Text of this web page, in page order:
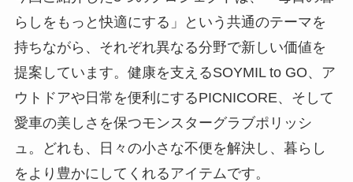
らしをもっと快適にする」という共通のテーマを
持ちながら、それぞれ異なる分野で新しい価値を
提案しています。健康を支えるSOYMIL to GO、ア
ウトドアや日常を便利にするPICNICORE、そして
愛車の美しさを保つモンスターグラブポリッシ
ュ。どれも、日々の小さな不便を解決し、暮らし
をより豊かにしてくれるアイテムです。